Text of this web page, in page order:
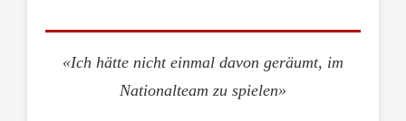
«Ich hätte nicht einmal davon geräumt, im
Nationalteam zu spielen»